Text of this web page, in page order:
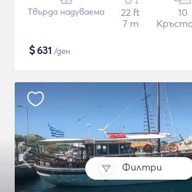
Филтри
Твърда надуваема
22 ft
7 m
10
$631 /ден